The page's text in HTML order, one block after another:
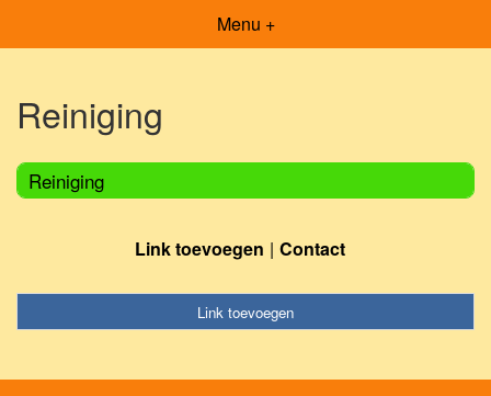
Menu +
Reiniging
Reiniging
Link toevoegen Contact
Link toevoegen